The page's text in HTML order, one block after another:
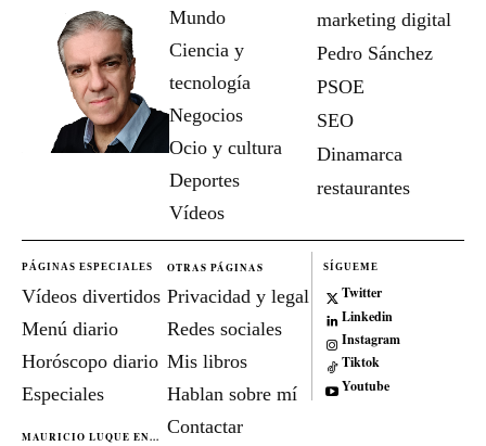
Mundo
Ciencia y
tecnología
Negocios
Ocio y cultura
Deportes
Vídeos
marketing digital
Pedro Sánchez
PSOE
SEO
Dinamarca
restaurantes
PÁGINAS ESPECIALES
Vídeos divertidos
Menú diario
Horóscopo diario
Especiales
MAURICIO LUQUE EN...
OTRAS PÁGINAS
Privacidad y legal
Redes sociales
Mis libros
Hablan sobre mí
Contactar
SÍGUEME
Twitter
Linkedin
Instagram
Tiktok
Youtube